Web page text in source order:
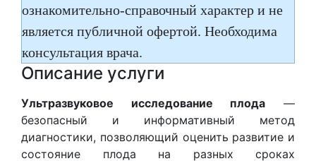
ознакомительно-справочный характер и не
является публичной офертой. Необходима
консультация врача.
Описание услуги
Ультразвуковое исследование плода —
безопасный и информативный метод
диагностики, позволяющий оценить развитие и
состояние плода на разных сроках